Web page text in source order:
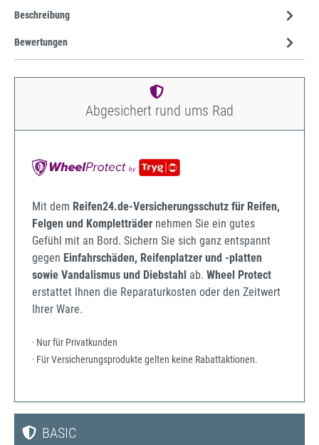
Beschreibung
Bewertungen
Abgesichert rund ums Rad
Mit dem Reifen24.de-Versicherungsschutz für Reifen,
Felgen und Kompletträder nehmen Sie ein gutes
Gefühl mit an Bord. Sichern Sie sich ganz entspannt
gegen Einfahrschäden, Reifenplatzer und -platten
sowie Vandalismus und Diebstahl ab. Wheel Protect
erstattet Ihnen die Reparaturkosten oder den Zeitwert
Ihrer Ware.
· Nur für Privatkunden
· Für Versicherungsprodukte gelten keine Rabattaktionen.
BASIC